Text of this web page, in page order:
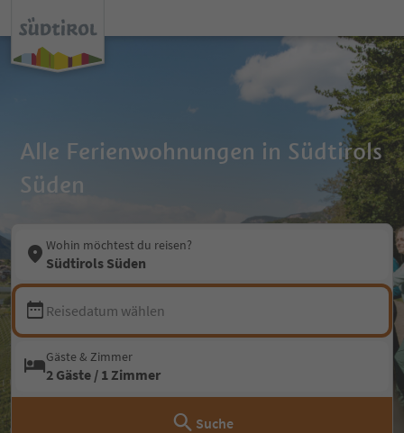
Alle Ferienwohnungen in Südtirols
Süden
Wohin möchtest du reisen?
Südtirols Süden
Reisedatum wählen
Gäste & Zimmer
2 Gäste / 1 Zimmer
Suche